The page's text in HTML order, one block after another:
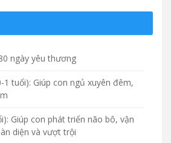
ngày yêu thương
1 tuổi): Giúp con ngủ xuyên đêm,
Giúp con phát triển não bô, vận
diện và vượt trội